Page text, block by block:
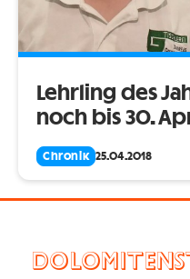
Lehrling des
noch bis 30.
Chronik 25.04.2018